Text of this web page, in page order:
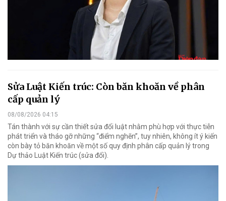
Sửa Luật Kiến trúc: Còn băn khoăn về phân
cấp quản lý
08/08/2026 04:15
Tán thành với sự cần thiết sửa đổi luật nhằm phù hợp với thực tiễn
phát triển và tháo gỡ những “điểm nghẽn”, tuy nhiên, không ít ý kiến
còn bày tỏ băn khoăn về một số quy định phân cấp quản lý trong
Dự thảo Luật Kiến trúc (sửa đổi).